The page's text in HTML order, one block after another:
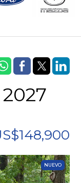
NUEVO